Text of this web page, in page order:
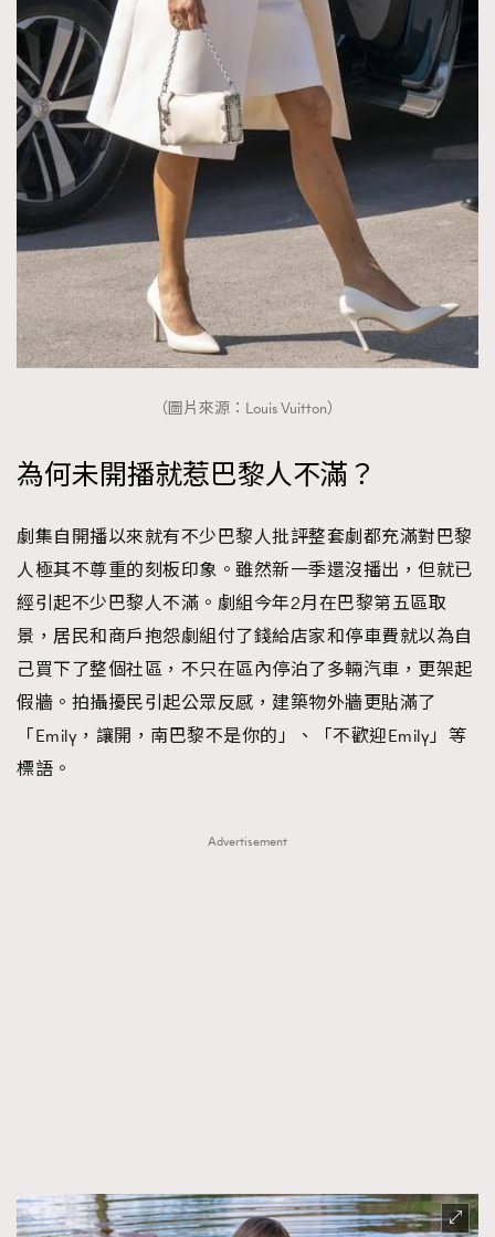
（圖片來源：Louis Vuitton）
為何未開播就惹巴黎人不滿？
劇集自開播以來就有不少巴黎人批評整套劇都充滿對巴黎
人極其不尊重的刻板印象。雖然新一季還沒播出，但就已
經引起不少巴黎人不滿。劇組今年2月在巴黎第五區取
景，居民和商戶抱怨劇組付了錢給店家和停車費就以為自
己買下了整個社區，不只在區內停泊了多輛汽車，更架起
假牆。拍攝擾民引起公眾反感，建築物外牆更貼滿了
「Emily，讓開，南巴黎不是你的」、「不歡迎Emily」等
標語。
Advertisement